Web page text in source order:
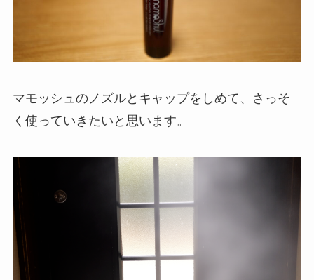
マモッシュのノズルとキャップをしめて、さっそ
く使っていきたいと思います。